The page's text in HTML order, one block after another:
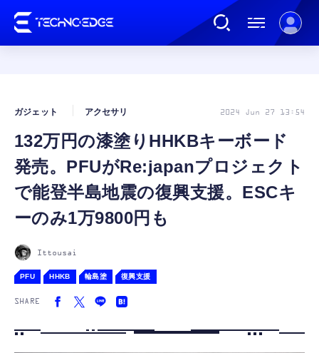
AI
ガジェット
ゲーム
カルチャー
132万円の漆塗りHHKBキーボード
発売。PFUがRe:japanプロジェクト
で能登半島地震の復興支援。ESCキ
ーのみ1万9800円も
ガジェット アクセサリ 2024 Jun 27 13:54
Ittousai
PFU HHKB 輪島塗 復興支援
SHARE